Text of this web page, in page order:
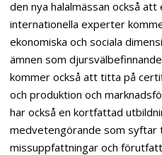
den nya halalmässan också
internationella experter
ekonomiska och sociala
ämnen som
kommer också att titta på
och produktion och
har också en kortfattad
medvetengörande som syftar
missuppfattningar och